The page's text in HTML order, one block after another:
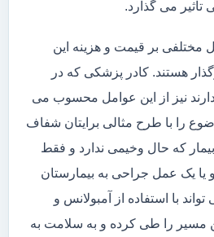
می گذارد.
مختلفی بر قیمت و هزینه این
هستند. کادر پزشکی که در
نیز از این عوامل محسوب می
را با طرح مثالی برایتان شفاف
که حال وخیمی ندارد و فقط
یا یک عمل جراحی به بیمارستان
با استفاده از آمبولانس و
مسیر را طی کرده و به سلامت به